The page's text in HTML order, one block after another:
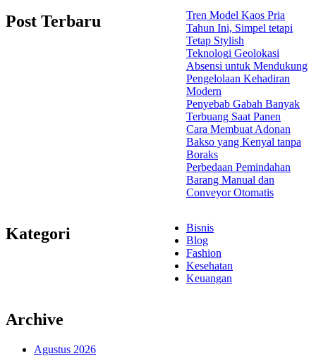
Post Terbaru
Tren Model Kaos Pria
Tahun Ini, Simpel tetapi
Tetap Stylish
Teknologi Geolokasi
Absensi untuk Mendukung
Pengelolaan Kehadiran
Modern
Penyebab Gabah Banyak
Terbuang Saat Panen
Cara Membuat Adonan
Bakso yang Kenyal tanpa
Boraks
Perbedaan Pemindahan
Barang Manual dan
Conveyor Otomatis
Kategori
Bisnis
Blog
Fashion
Kesehatan
Keuangan
Archive
Agustus 2026